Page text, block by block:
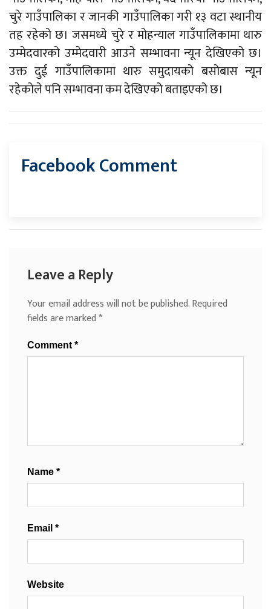
चुरे गाउँपालिका र जानकी गाउँपालिका गरी १३ वटा स्थानीय
तह रहेको छ। जसमध्ये चुरे र मोहन्याल गाउँपालिकामा थारु
उम्मेदवारको उम्मेदवारी आउने सम्भावना न्यून देखिएको छ।
उक्त दुई गाउँपालिकामा थारु समुदायको बसोबास न्यून
रहेकोले पनि सम्भावना कम देखिएको बताइएको छ।
Facebook Comment
Leave a Reply
Your email address will not be published.Required
fields are marked*
Comment *
Name *
Email *
Website